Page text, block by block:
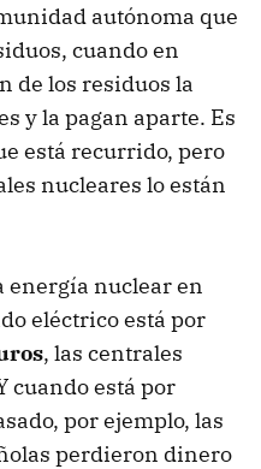
autónoma que
cuando en
de los residuos la
y la pagan aparte. Es
está recurrido, pero
nucleares lo están
energía nuclear en
eléctrico está por
, las centrales
cuando está por
por ejemplo, las
perdieron dinero